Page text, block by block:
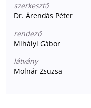
szerkesztő
Dr. Árendás Péter
rendező
Mihályi Gábor
látvány
Molnár Zsuzsa